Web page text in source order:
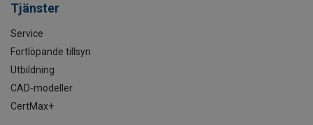
Tjänster
Service
Fortlöpande tillsyn
Utbildning
CAD-modeller
CertMax+